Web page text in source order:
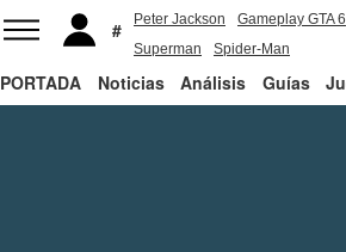
Peter Jackson
Gameplay GTA 6
Superman
Spider-Man
PORTADA Noticias Análisis Guías